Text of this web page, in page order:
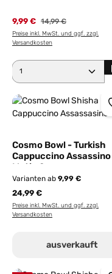
9,99 € Regulärer Preis:
14,99 €
Preise inkl. MwSt. und ggf. zzgl.
Versandkosten
Produkt Anzahl:
Cosmo Bowl - Turkish
Cappuccino
Motiv 2
Varianten ab 9,99 €
24,99 €
Preise inkl. MwSt. und ggf. zzgl.
Versandkosten
ausverkauft